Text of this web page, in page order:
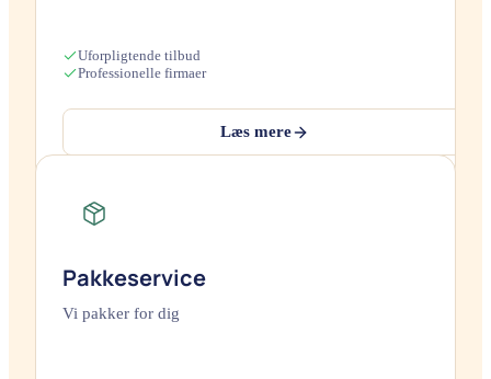
Uforpligtende tilbud
Professionelle firmaer
Læs mere
Pakkeservice
Vi pakker for dig